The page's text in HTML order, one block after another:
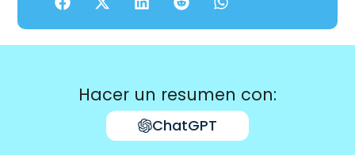
Hacer un resumen con:
ChatGPT